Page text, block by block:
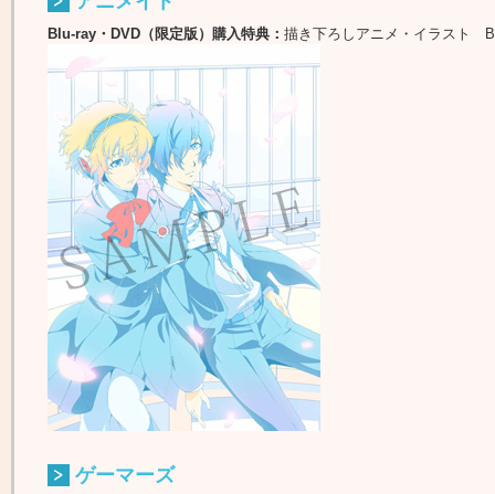
Blu-ray・DVD（限定版）購入特典： 描き下ろしアニメ・イラスト
ゲーマーズ